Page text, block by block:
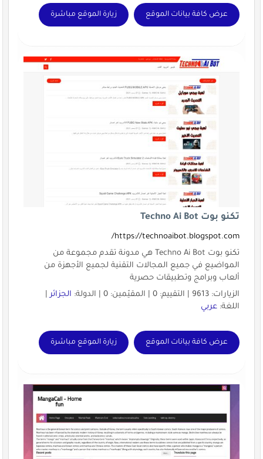
عرض كافة بيانات الموقع زيارة الموقع مباشرة
تكنو بوت Techno Ai Bot
https://technoaibot.blogspot.com/
تكنو بوت Techno Ai Bot هي مدونة تقدم مجموعة من
المواضيع في جميع المجالات التقنية لجميع الأجهزة من
ألعاب وبرامج وتطبيقات حصرية
الزيارات: 9613 | التقييم: 0 | المقيّمين: 0 | الدولة:
الجزائر|
اللغة: عربي
عرض كافة بيانات الموقع زيارة الموقع مباشرة